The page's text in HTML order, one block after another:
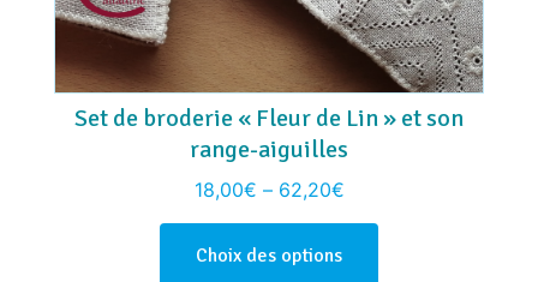
Set de broderie « Fleur de Lin » et son
range-aiguilles
18,00€ – 62,20€
Choix des options